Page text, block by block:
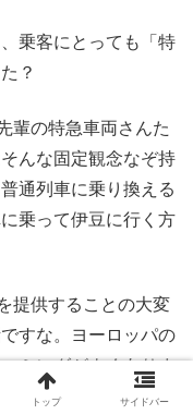
乗客にとっても「特
？
輩の特急車両さんた
んな固定観念なぞ持
通列車に乗り換える
乗って伊豆に行く方
提供することの大変
すな。ヨーロッパの
ミングがよくありま
トップ サイドバー